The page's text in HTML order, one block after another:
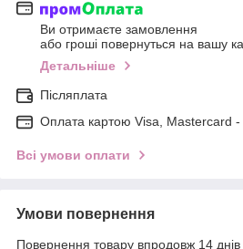
Ви отримаєте замовлення
або гроші повернуться на вашу
Детальніше
Післяплата
Оплата картою Visa, Mastercard -
Всі умови оплати
Умови повернення
Повернення товару впродовж 14 днів